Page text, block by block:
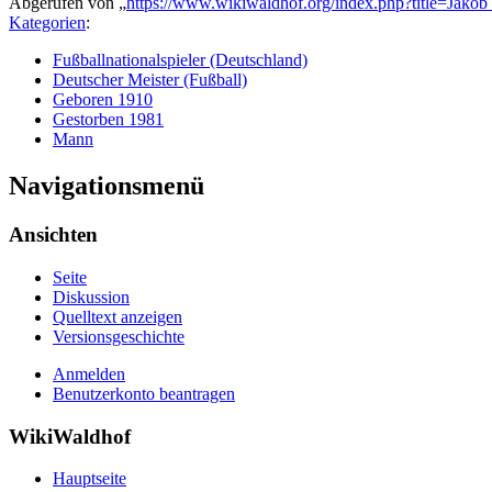
Kategorien:
Fußballnationalspieler (Deutschland)
Deutscher Meister (Fußball)
Geboren 1910
Gestorben 1981
Mann
Navigationsmenü
Ansichten
Seite
Diskussion
Quelltext anzeigen
Versionsgeschichte
Anmelden
Benutzerkonto beantragen
WikiWaldhof
Hauptseite